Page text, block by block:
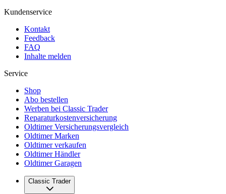
Kundenservice
Kontakt
Feedback
FAQ
Inhalte melden
Service
Shop
Abo bestellen
Werben bei Classic Trader
Reparaturkostenversicherung
Oldtimer Versicherungsvergleich
Oldtimer Marken
Oldtimer verkaufen
Oldtimer Händler
Oldtimer Garagen
Classic Trader